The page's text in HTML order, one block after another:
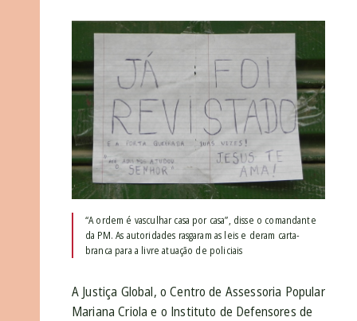
“A ordem é vasculhar casa por casa”, disse o comandante
da PM. As autoridades rasgaram as leis e deram carta-
branca para a livre atuação de policiais
A Justiça Global, o Centro de Assessoria Popular
Mariana Criola e o Instituto de Defensores de